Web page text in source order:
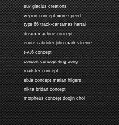
suv glacius creations
veyron concept more speed
type 66 track-car tamas hartai
dream machine concept
ettore cabriolet john mark vicente
t-v16 concept
concert concept ding zeng
roadster concept
eb.la concept marian hilgers
nikita bridan concept
morpheus concept doojin choi